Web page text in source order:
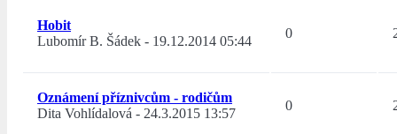
Hobit
Lubomír B. Šádek - 19.12.2014 05:44
0
Oznámení příznivcům - rodičům
Dita Vohlídalová - 24.3.2015 13:57
0